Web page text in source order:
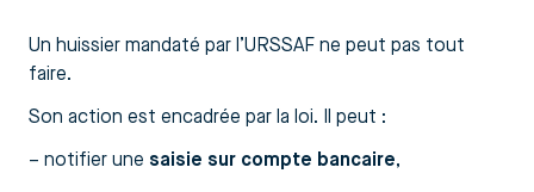
Un huissier mandaté par l’URSSAF ne peut pas tout
faire.
Son action est encadrée par la loi. Il peut :
– notifier une saisie sur compte bancaire,